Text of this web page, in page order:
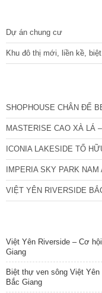
Dự án chung cư
Khu đô thị mới, liền kề,
SHOPHOUSE CHÂN ĐẾ
MASTERISE CAO XÀ LÁ
ICONIA LAKESIDE TỐ
IMPERIA SKY PARK NAM
VIỆT YÊN RIVERSIDE
Việt Yên Riverside – Cơ
Giang
Biệt thự ven sông Việt
Bắc Giang